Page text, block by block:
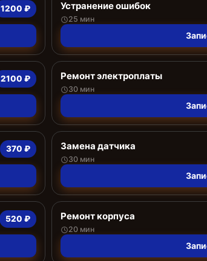
1200 ₽ Устранение ошибок
25 мин
2100 ₽ Ремонт электроплаты
30 мин
370 ₽ Замена датчика
30 мин
520 ₽ Ремонт корпуса
20 мин